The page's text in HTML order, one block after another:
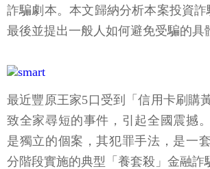
詐騙劇本。本文歸納分析本案投資詐
最後並提出一般人如何避免受騙的具
最近豐原王家5口受到「信用卡刷購
致全家尋短的事件，引起全國震撼
是獨立的個案，其犯罪手法，是一
分階段實施的典型「養套殺」金融詐